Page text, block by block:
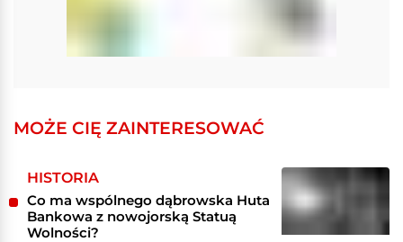
MOŻE CIĘ ZAINTERESOWAĆ
HISTORIA
Co ma wspólnego dąbrowska Huta
Bankowa z nowojorską Statuą
Wolności?